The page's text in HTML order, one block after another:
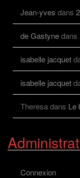
Jean-yves dans
de Gastynedans
isabelle jacquet
isabelle jacquet
Theresadans Le
Connexion